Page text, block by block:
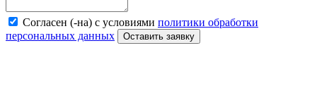
Согласен (-на) с условиями политики обработки
персональных данных